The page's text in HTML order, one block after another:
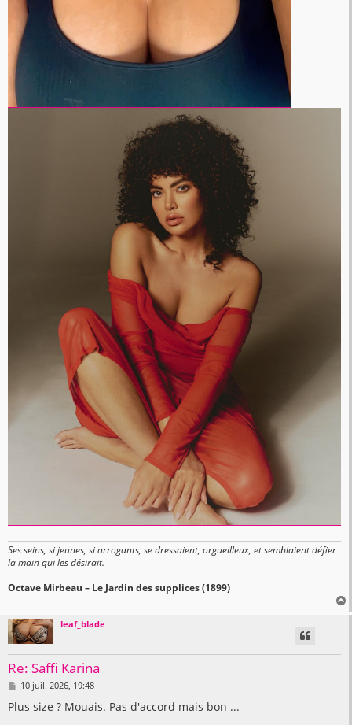
Ses seins, si jeunes, si arrogants, se dressaient, orgueilleux, et semblaient défier
la main qui les désirait.
Octave Mirbeau – Le Jardin des supplices (1899)
leaf_blade
Re: Saffi Karina
M
s
s
10 juil. 2026, 19:48
Plus size ? Mouais. Pas d'accord mais bon ...